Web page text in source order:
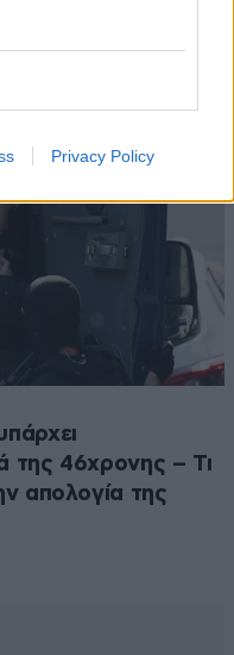
Privacy Policy
της 46χρονης – Τι
απολογία της